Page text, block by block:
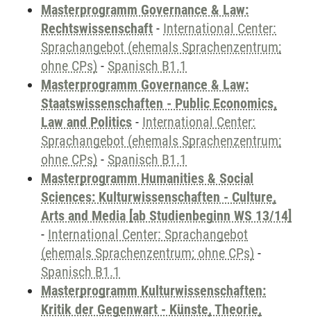
Masterprogramm Governance & Law:
Rechtswissenschaft - International Center:
Sprachangebot (ehemals Sprachenzentrum;
ohne CPs) - Spanisch B1.1
Masterprogramm Governance & Law:
Staatswissenschaften - Public Economics,
Law and Politics - International Center:
Sprachangebot (ehemals Sprachenzentrum;
ohne CPs) - Spanisch B1.1
Masterprogramm Humanities & Social
Sciences: Kulturwissenschaften - Culture,
Arts and Media [ab Studienbeginn WS 13/14]
- International Center: Sprachangebot
(ehemals Sprachenzentrum; ohne CPs) -
Spanisch B1.1
Masterprogramm Kulturwissenschaften:
Kritik der Gegenwart - Künste, Theorie,